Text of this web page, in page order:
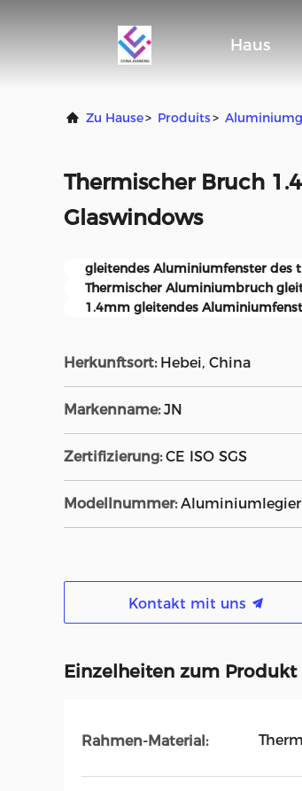
Haus
Zu Hause> Produits>
Thermischer Bruch
Glaswindows
gleitendes Aluminiumfenster des
Thermischer Aluminiumbruch
1.4mm gleitendes
Herkunftsort: Hebei, China
Markenname: JN
Zertifizierung: CE ISO SGS
Modellnummer:
Kontakt mit uns
Einzelheiten zum Produkt
Rahmen-Material: